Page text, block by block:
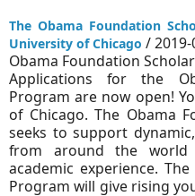
The Obama Foundation
University of Chicago / 2019-
Obama Foundation
Applications for the
Program are now open!
of Chicago. The Obama
seeks to support
from around the world
academic experience.
Program will give rising